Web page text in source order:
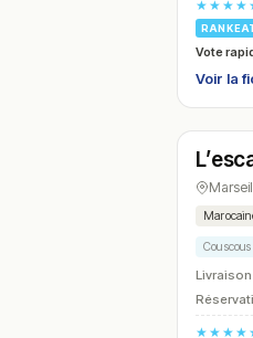
Vote
Voir la
N° 18
Ouvert
Couscous
Livraison